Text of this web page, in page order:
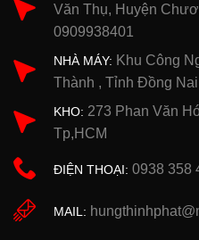
Văn Thụ, Huyện
0909938401
NHÀ MÁY: Khu Công
Thành , Tỉnh Đồng Nai
KHO: 273 Phan Văn
Tp,HCM
ĐIỆN THOẠI: 0938 358
MAIL: